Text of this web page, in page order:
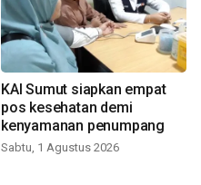
KAI Sumut siapkan empat
pos kesehatan demi
kenyamanan penumpang
Sabtu, 1 Agustus 2026